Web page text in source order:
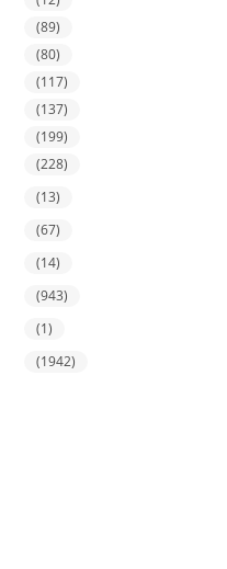
(89)
(80)
(117)
(137)
(199)
(228)
(13)
(67)
(14)
(943)
(1)
(1942)